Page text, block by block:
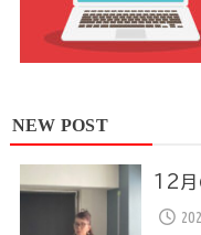
NEW POST
12月